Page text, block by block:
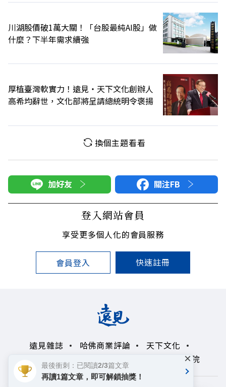
川湖股價破1萬大關！「台股最純AI股」做
什麼？下半年需求續強
厚植臺灣軟實力！遠見‧天下文化創辦人
高希均辭世，文化部將呈請總統明令褒揚
換個主題看看
加好友 關注FB
登入網站會員
享受更多個人化的會員服務
會員登入 快速註冊
遠見雜誌 哈佛商業評論
天下文化
未來親子學習平台
50+ 領導影響力學院
最後衝刺：已閱讀2/3篇文章
再讀1篇文章，即可解鎖抽獎！
×